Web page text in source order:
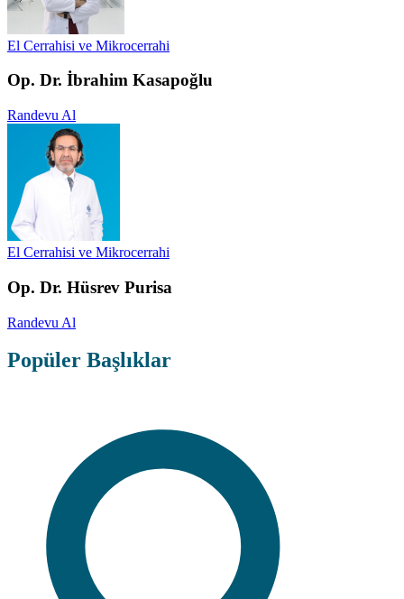
El Cerrahisi ve Mikrocerrahi
Op. Dr. İbrahim Kasapoğlu
Randevu Al
El Cerrahisi ve Mikrocerrahi
Op. Dr. Hüsrev Purisa
Randevu Al
Popüler Başlıklar